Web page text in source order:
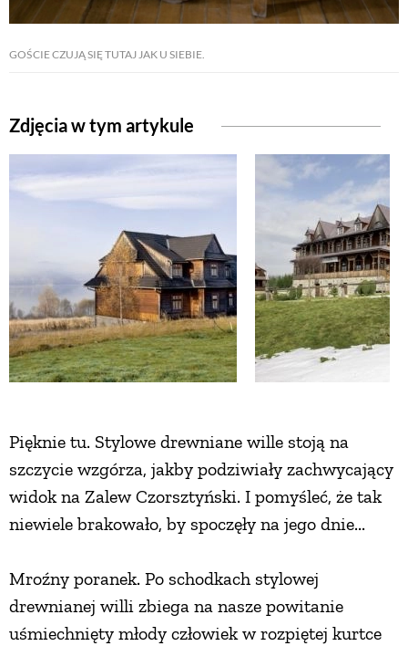
GOŚCIE CZUJĄ SIĘ TUTAJ JAK U SIEBIE.
Zdjęcia w tym artykule
Pięknie tu. Stylowe drewniane wille stoją na
szczycie wzgórza, jakby podziwiały zachwycający
widok na Zalew Czorsztyński. I pomyśleć, że tak
niewiele brakowało, by spoczęły na jego dnie...
Mroźny poranek. Po schodkach stylowej
drewnianej willi zbiega na nasze powitanie
uśmiechnięty młody człowiek w rozpiętej kurtce
ZWIERZĘTA W NATURZE
GRZYBY
KRAJOBRAZ
RĘKODZIEŁO
RZEMIOSŁO
ZWYCZAJE
ZRÓB TO SAM
ŚNIADANIA